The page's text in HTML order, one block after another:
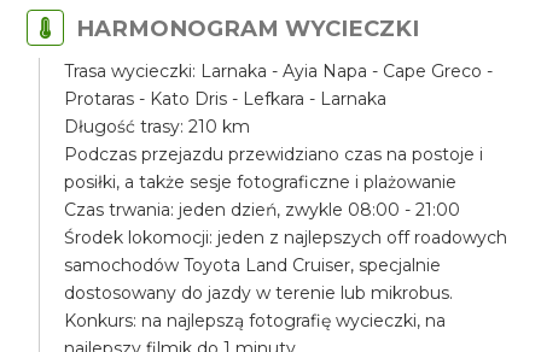
HARMONOGRAM WYCIECZKI
Trasa wycieczki: Larnaka - Ayia Napa - Cape Greco -
Protaras - Kato Dris - Lefkara - Larnaka
Długość trasy: 210 km
Podczas przejazdu przewidziano czas na postoje i
posiłki, a także sesje fotograficzne i plażowanie
Czas trwania: jeden dzień, zwykle 08:00 - 21:00
Środek lokomocji: jeden z najlepszych off roadowych
samochodów Toyota Land Cruiser, specjalnie
dostosowany do jazdy w terenie lub mikrobus.
Konkurs: na najlepszą fotografię wycieczki, na